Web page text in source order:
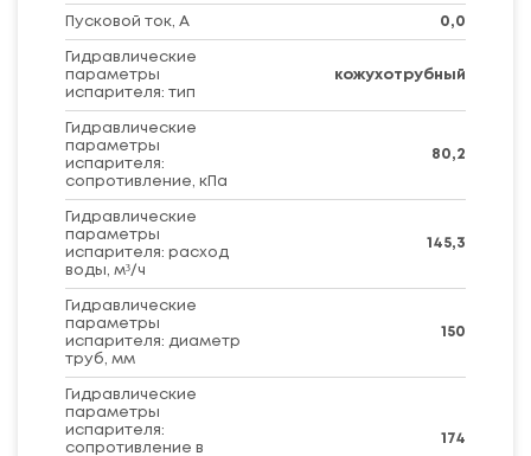
Пусковой ток, А 0,0
Гидравлические
параметры
испарителя: тип
кожухотрубный
Гидравлические
параметры
испарителя:
сопротивление, кПа
80,2
Гидравлические
параметры
испарителя: расход
воды, м³/ч
145,3
Гидравлические
параметры
испарителя: диаметр
труб, мм
150
Гидравлические
параметры
испарителя:
сопротивление в
174